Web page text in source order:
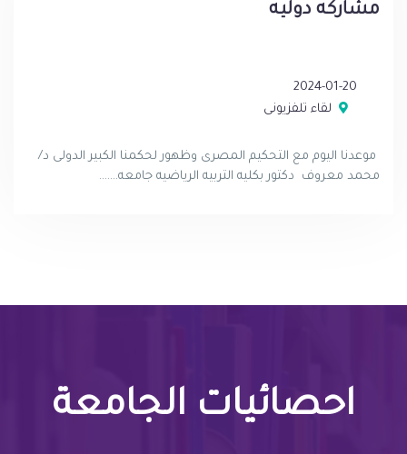
مشاركه دوليه
2024-01-20
لقاء تلفزيونى
موعدنا اليوم مع التحكيم المصرى وظهور لحكمنا الكبير الدولى د/
محمد معروف دكتور بكليه التربيه الرياضيه جامعه.......
احصائيات الجامعة